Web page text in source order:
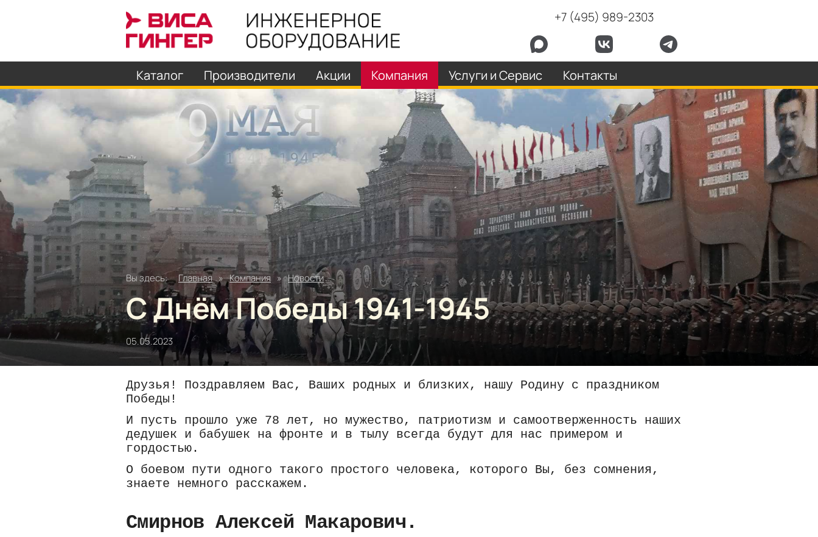
+7 (495) 989-2303
Каталог Производители Акции Компания Услуги и Сервис Контакты
Вы здесь: Главная » Компания » Новости
С Днём Победы 1941-1945
05.05.2023
Друзья! Поздравляем Вас, Ваших родных и близких, нашу Родину с праздником
Победы!
И пусть прошло уже 78 лет, но мужество, патриотизм и самоотверженность наших
дедушек и бабушек на фронте и в тылу всегда будут для нас примером и
гордостью.
О боевом пути одного такого простого человека, которого Вы, без сомнения,
знаете немного расскажем.
Смирнов Алексей Макарович.